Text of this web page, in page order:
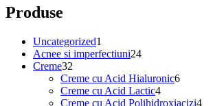
Produse
Uncategorized1
produs
Acnee si imperfectiuni2424
produse
Creme32
de
produse
Creme cu Acid Hialuronic66
Creme cu Acid Lactic44
produse
Creme cu Acid Polihidroxiacizi44